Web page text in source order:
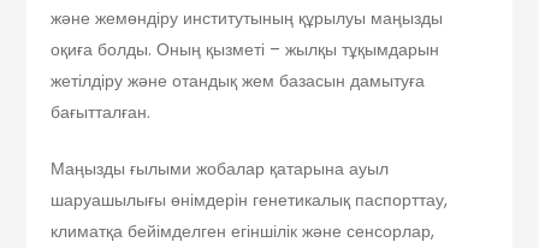
және жем­өндіру институтының құрылуы маңызды
оқиға болды. Оның қызметі – жылқы тұқымдарын
жетілдіру және отандық жем базасын дамытуға
бағытталған.
Маңызды ғылыми жобалар қатарына ауыл
шаруашылығы өнімдерін генетикалық паспорттау,
климатқа бейімделген егіншілік және сенсорлар,